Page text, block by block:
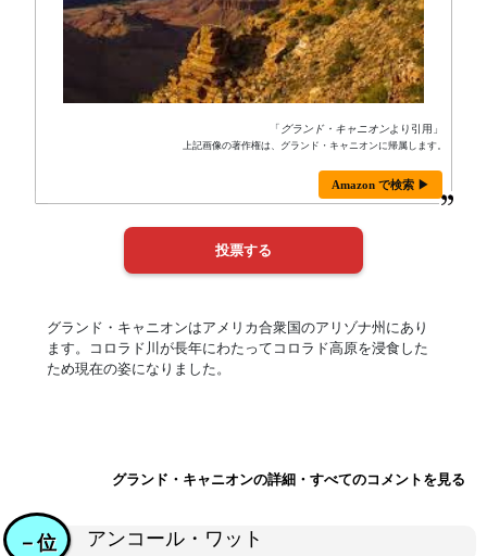
「 グランド・キャニオンより引用」
上記画像の著作権は、グランド・キャニオンに帰属します。
Amazon で検索 ▶
グランド・キャニオンはアメリカ合衆国のアリゾナ州にあり
ます。コロラド川が長年にわたってコロラド高原を浸食した
ため現在の姿になりました。
グランド・キャニオンの詳細・すべてのコメントを見る
アンコール・ワット
－位